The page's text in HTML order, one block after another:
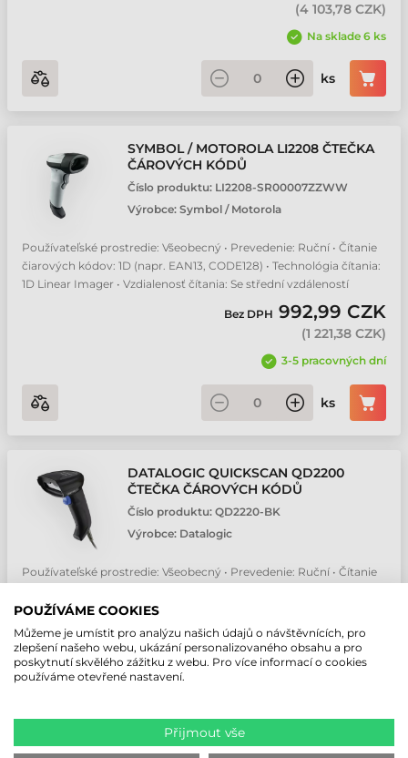
(4 103,78 CZK)
Na sklade 6 ks
ks
SYMBOL / MOTOROLA LI2208 ČTEČKA
ČÁROVÝCH KÓDŮ
Číslo produktu: LI2208-SR00007ZZWW
Výrobce: Symbol / Motorola
Používateľské prostredie: Všeobecný • Prevedenie: Ruční • Čítanie
čiarových kódov: 1D (napr. EAN13, CODE128) • Technológia čítania:
1D Linear Imager • Vzdialenosť čítania: Se střední vzdáleností
Bez DPH 992,99 CZK
(1 221,38 CZK)
3-5 pracovných dní
ks
DATALOGIC QUICKSCAN QD2200
ČTEČKA ČÁROVÝCH KÓDŮ
Číslo produktu: QD2220-BK
Výrobce: Datalogic
Používateľské prostredie: Všeobecný • Prevedenie: Ruční • Čítanie
1D Linear Imager • Vzdialenosť čítania: S vysokým rozlišením
Bez DPH 1 015,96 CZK
(1 249,63 CZK
POUŽÍVÁME COOKIES
Můžeme je umístit pro analýzu našich údajů o návštěvnících, pro
zlepšení našeho webu, ukázání personalizovaného obsahu a pro
poskytnutí skvělého zážitku z webu. Pro více informací o cookies
používáme otevřené nastavení.
Přijmout vše